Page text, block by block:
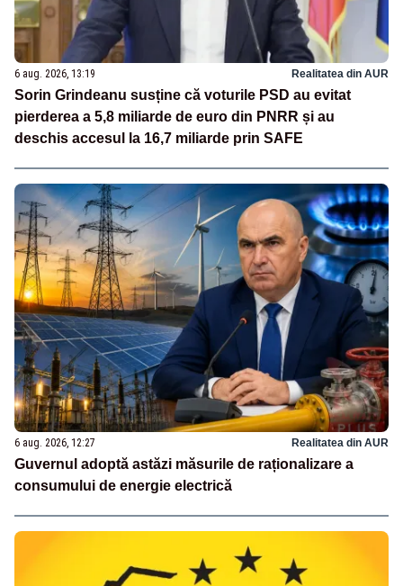
6 aug. 2026, 13:19 Realitatea din AUR
Sorin Grindeanu susține că voturile PSD au evitat
pierderea a 5,8 miliarde de euro din PNRR și au
deschis accesul la 16,7 miliarde prin SAFE
6 aug. 2026, 12:27 Realitatea din AUR
Guvernul adoptă astăzi măsurile de raționalizare a
consumului de energie electrică